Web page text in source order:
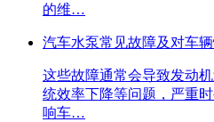
的维…
汽车水泵常见故障及对车
这些故障通常会导致发动
统效率下降等问题，严重
响车…